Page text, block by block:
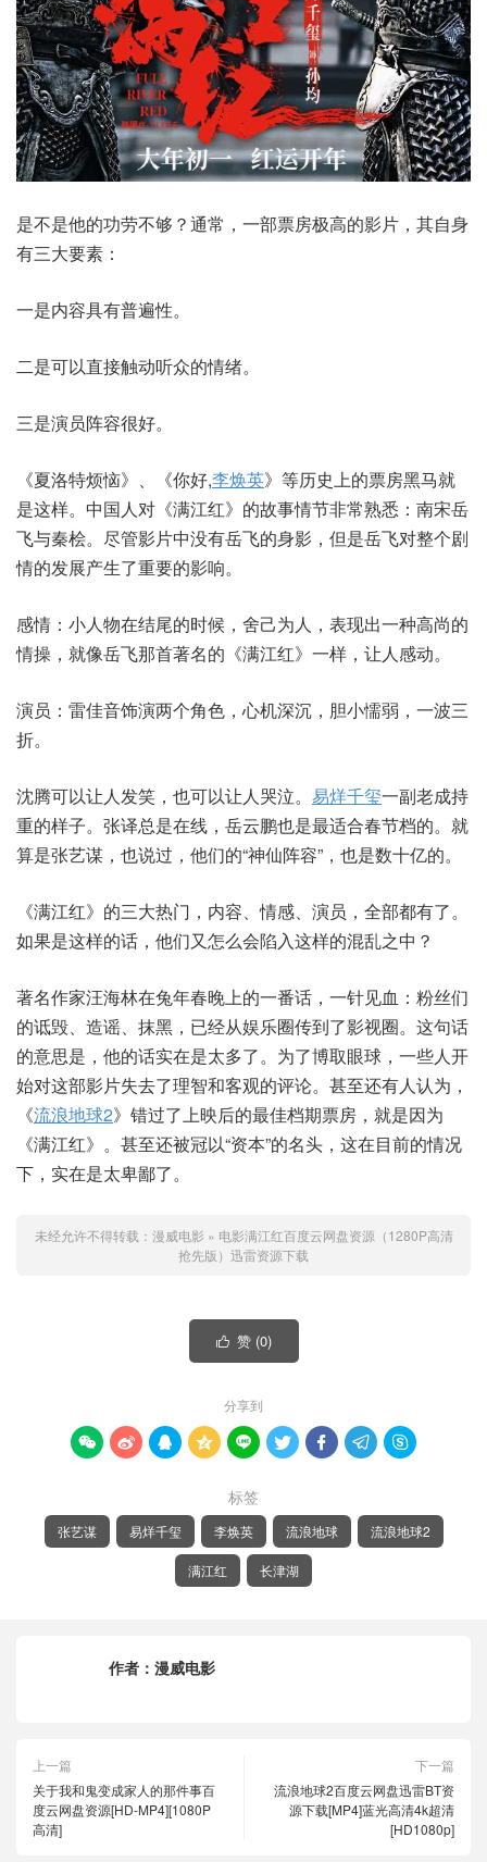
是不是他的功劳不够？通常，一部票房极高的影片，其自身
有三大要素：
一是内容具有普遍性。
二是可以直接触动听众的情绪。
三是演员阵容很好。
《夏洛特烦恼》、《你好,李焕英》等历史上的票房黑马就
是这样。中国人对《满江红》的故事情节非常熟悉：南宋岳
飞与秦桧。尽管影片中没有岳飞的身影，但是岳飞对整个剧
情的发展产生了重要的影响。
感情：小人物在结尾的时候，舍己为人，表现出一种高尚的
情操，就像岳飞那首著名的《满江红》一样，让人感动。
演员：雷佳音饰演两个角色，心机深沉，胆小懦弱，一波三
折。
沈腾可以让人发笑，也可以让人哭泣。 易烊千玺一副老成持
重的样子。张译总是在线，岳云鹏也是最适合春节档的。就
算是张艺谋，也说过，他们的“神仙阵容”，也是数十亿的。
《满江红》的三大热门，内容、情感、演员，全部都有了。
如果是这样的话，他们又怎么会陷入这样的混乱之中？
著名作家汪海林在兔年春晚上的一番话，一针见血：粉丝们
的诋毁、造谣、抹黑，已经从娱乐圈传到了影视圈。这句话
的意思是，他的话实在是太多了。为了博取眼球，一些人开
始对这部影片失去了理智和客观的评论。甚至还有人认为，
《流浪地球2》错过了上映后的最佳档期票房，就是因为
《满江红》。甚至还被冠以“资本”的名头，这在目前的情况
下，实在是太卑鄙了。
未经允许不得转载： 漫威电影 » 电影满江红百度云网盘资源（1280P高清
抢先版）迅雷资源下载
 赞 (0)
分享到
        
标签
张艺谋 易烊千玺 李焕英 流浪地球 流浪地球2
满江红 长津湖
作者： 漫威电影
上一篇
关于我和鬼变成家人的那件事百
度云网盘资源[HD-MP4][1080P
高清]
下一篇
流浪地球2百度云网盘迅雷BT资
源下载[MP4]蓝光高清4k超清
[HD1080p]